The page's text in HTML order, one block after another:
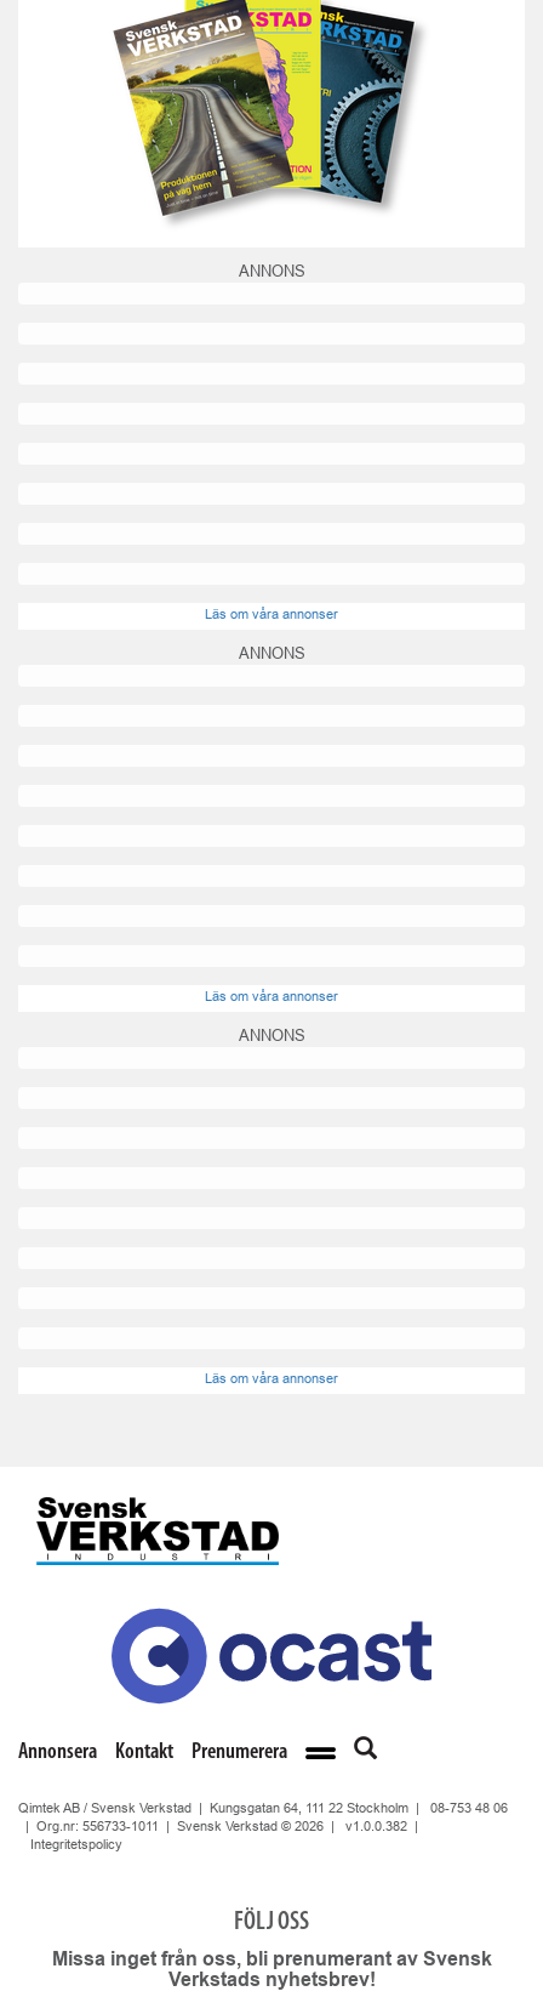
ANNONS
Läs om våra annonser
ANNONS
Läs om våra annonser
ANNONS
Läs om våra annonser
Annonsera Kontakt Prenumerera
Qimtek AB / Svensk Verkstad | Kungsgatan 64, 111 22 Stockholm | 08-753 48 06
| Org.nr: 556733-1011 | Svensk Verkstad © 2026 | v1.0.0.382
Integritetspolicy
FÖLJ OSS
Missa inget från oss, bli prenumerant av Svensk
Verkstads nyhetsbrev!